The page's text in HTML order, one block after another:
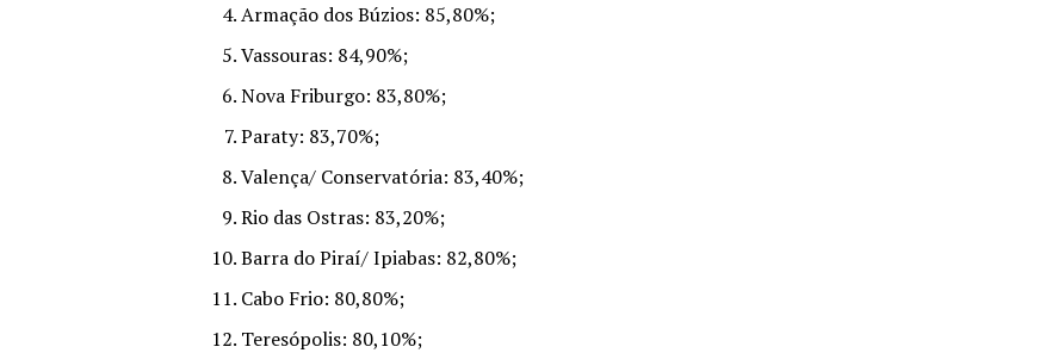
Armação dos Búzios: 85,80%;
Vassouras: 84,90%;
Nova Friburgo: 83,80%;
Paraty: 83,70%;
Valença/ Conservatória: 83,40%;
Rio das Ostras: 83,20%;
Barra do Piraí/ Ipiabas: 82,80%;
Cabo Frio: 80,80%;
Teresópolis: 80,10%;